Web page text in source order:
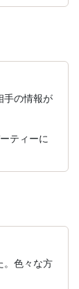
手の情報が
ティーに
。色々な方